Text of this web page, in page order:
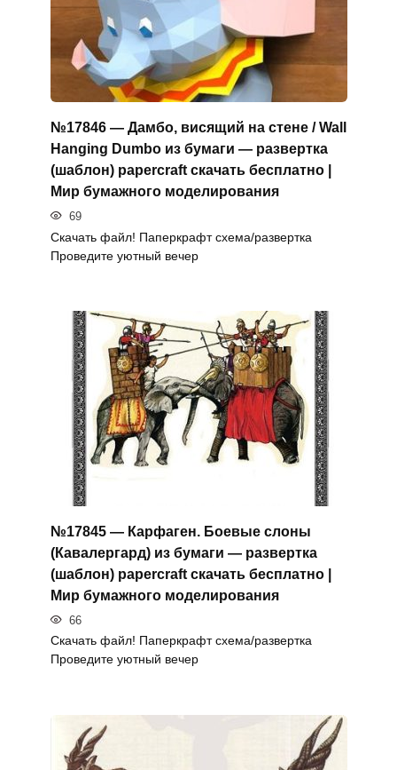
№17846 — Дамбо, висящий на стене / Wall
Hanging Dumbo из бумаги — развертка
(шаблон) papercraft скачать бесплатно |
Мир бумажного моделирования
69
Скачать файл! Паперкрафт схема/развертка
Проведите уютный вечер
№17845 — Карфаген. Боевые слоны
(Кавалергард) из бумаги — развертка
(шаблон) papercraft скачать бесплатно |
Мир бумажного моделирования
66
Скачать файл! Паперкрафт схема/развертка
Проведите уютный вечер